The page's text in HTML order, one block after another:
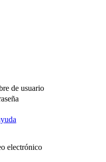
de usuario
electrónico